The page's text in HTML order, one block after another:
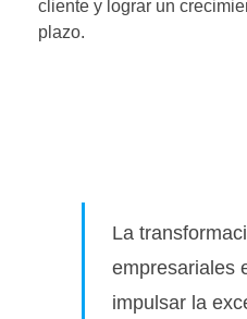
cliente y lograr un
plazo.
La
empresariales
impulsar la